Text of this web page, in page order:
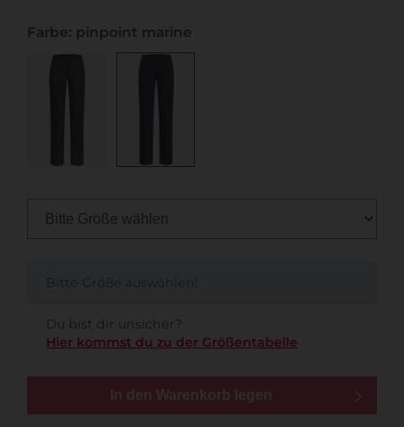
Farbe: pinpoint marine
Bitte Größe auswählen!
Du bist dir unsicher?
Hier kommst du zu der Größentabelle
In den Warenkorb legen